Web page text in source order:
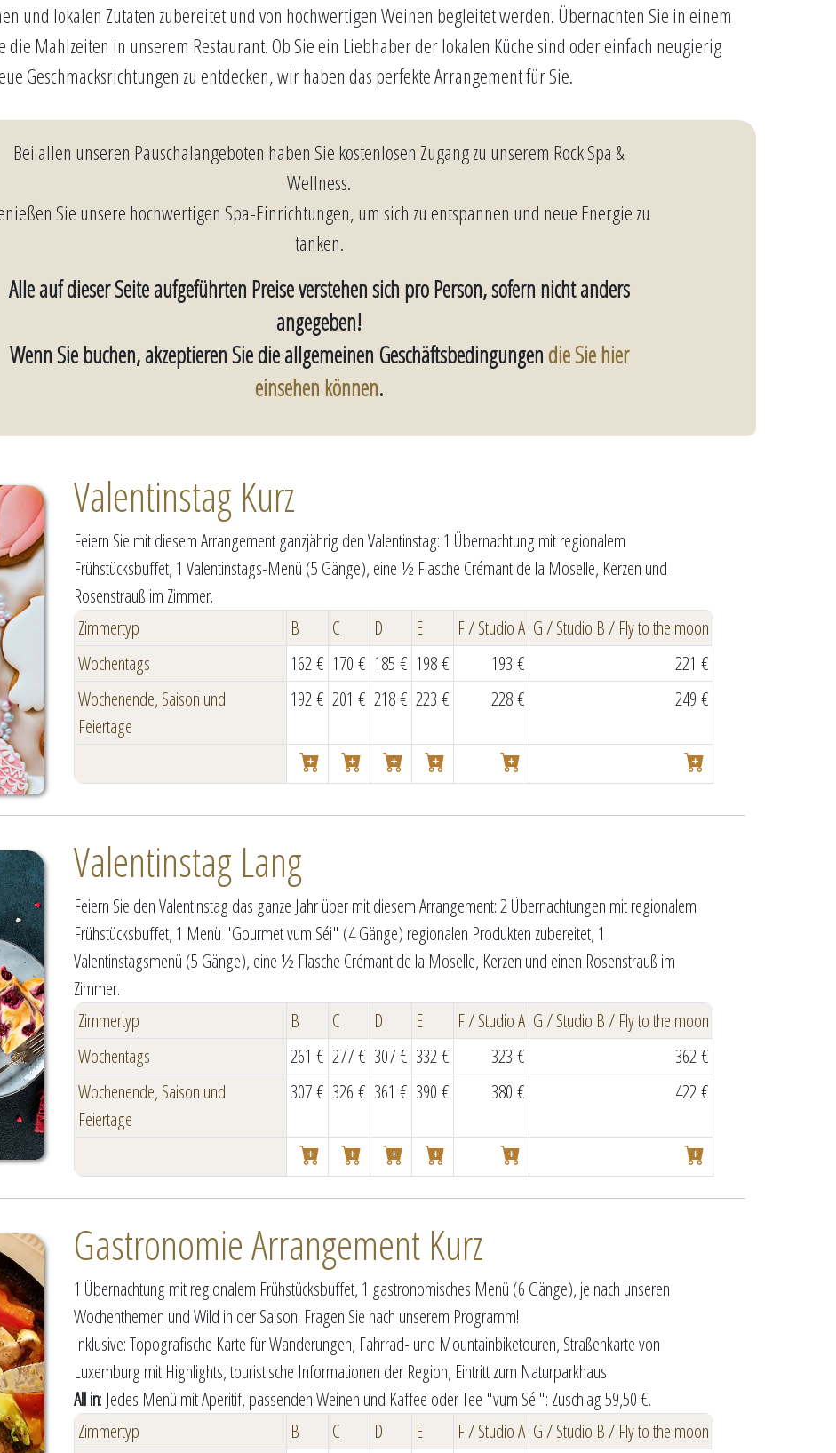
und lokalen Zutaten zubereitet und von hochwertigen Weinen begleitet werden. Übernachten Sie in einem
Mahlzeiten in unserem Restaurant. Ob Sie ein Liebhaber der lokalen Küche sind oder einfach neugierig
Geschmacksrichtungen zu entdecken, wir haben das perfekte Arrangement für Sie.
Bei allen unseren Pauschalangeboten haben Sie kostenlosen Zugang zu unserem Rock Spa &
Wellness.
Sie unsere hochwertigen Spa-Einrichtungen, um sich zu entspannen und neue Energie zu
tanken.
Alle auf dieser Seite aufgeführten Preise verstehen sich pro Person, sofern nicht anders
angegeben!
Wenn Sie buchen, akzeptieren Sie die allgemeinen Geschäftsbedingungendie Sie hier
einsehen können.
Valentinstag Kurz
Feiern Sie mit diesem Arrangement ganzjährig den Valentinstag: 1 Übernachtung mit regionalem
Frühstücksbuffet, 1 Valentinstags-Menü (5 Gänge), eine ½ Flasche Crémant de la Moselle, Kerzen und
Rosenstrauß im Zimmer.
Zimmertyp
B C D E F / Studio A G / Studio B / Fly to the moon
Wochentags
162 € 170 € 185 € 198 € 193 €
221 €
Wochenende, Saison und
Feiertage
192 € 201 € 218 € 223 € 228 € 249 €
Valentinstag Lang
Feiern Sie den Valentinstag das ganze Jahr über mit diesem Arrangement: 2 Übernachtungen mit regionalem
Frühstücksbuffet, 1 Menü "Gourmet vum Séi" (4 Gänge) regionalen Produkten zubereitet, 1
Valentinstagsmenü (5 Gänge), eine ½ Flasche Crémant de la Moselle, Kerzen und einen Rosenstrauß im
Zimmer.
Zimmertyp
B C D E F / Studio A G / Studio B / Fly to the moon
Wochentags
261 € 277 € 307 € 332 € 323 €
362 €
Wochenende, Saison und
Feiertage
307 € 326 € 361 € 390 € 380 € 422 €
Gastronomie Arrangement Kurz
1 Übernachtung mit regionalem Frühstücksbuffet, 1 gastronomisches Menü (6 Gänge), je nach unseren
Wochenthemen und Wild in der Saison. Fragen Sie nach unserem Programm!
Inklusive: Topografische Karte für Wanderungen, Fahrrad- und Mountainbiketouren, Straßenkarte von
Luxemburg mit Highlights, touristische Informationen der Region, Eintritt zum Naturparkhaus
All in: Jedes Menü mit Aperitif, passenden Weinen und Kaffee oder Tee "vum Séi": Zuschlag 59,50 €.
Zimmertyp
B C D E F / Studio A G / Studio B / Fly to the moon